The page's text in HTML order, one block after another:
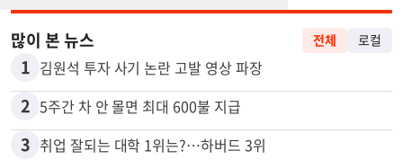
많이 본 뉴스 전체 로컬
1 김원석 투자 사기 논란 고발 영상 파장
2 5주간 차 안 몰면 최대 600불 지급
3 취업 잘되는 대학 1위는?…하버드 3위